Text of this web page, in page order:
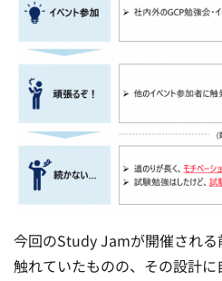
今回のStudy Jamが開催される
触れていたものの、その設計